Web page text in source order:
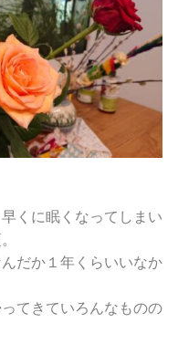
くに眠くなってしまい
だか１年くらいいなか
てきていろんなものの